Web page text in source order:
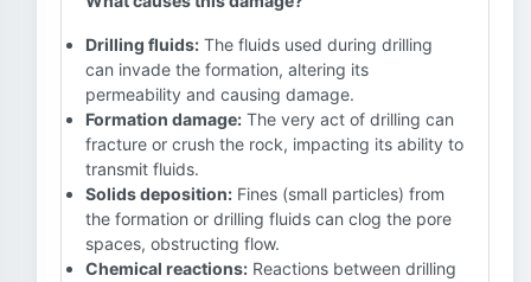
Drilling fluids: The fluids used during drilling
can invade the formation, altering its
permeability and causing damage.
Formation damage: The very act of drilling can
fracture or crush the rock, impacting its ability to
transmit fluids.
Solids deposition: Fines (small particles) from
the formation or drilling fluids can clog the pore
spaces, obstructing flow.
Chemical reactions: Reactions between drilling